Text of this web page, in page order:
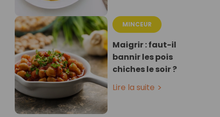
MINCEUR
Maigrir : faut-il
bannir les pois
chiches le soir ?
Lire la suite